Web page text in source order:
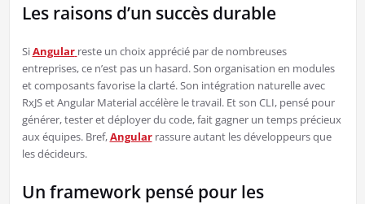
Les raisons d’un succès durable
SiAngular reste un choix apprécié par de nombreuses
entreprises, ce n’est pas un hasard. Son organisation en modules
et composants favorise la clarté. Son intégration naturelle avec
RxJS et Angular Material accélère le travail. Et son CLI, pensé pour
générer, tester et déployer du code, fait gagner un temps précieux
aux équipes. Bref,Angularrassure autant les développeurs que
les décideurs.
Un framework pensé pour les